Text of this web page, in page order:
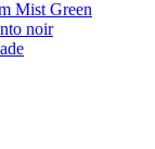
Mist Green
noir